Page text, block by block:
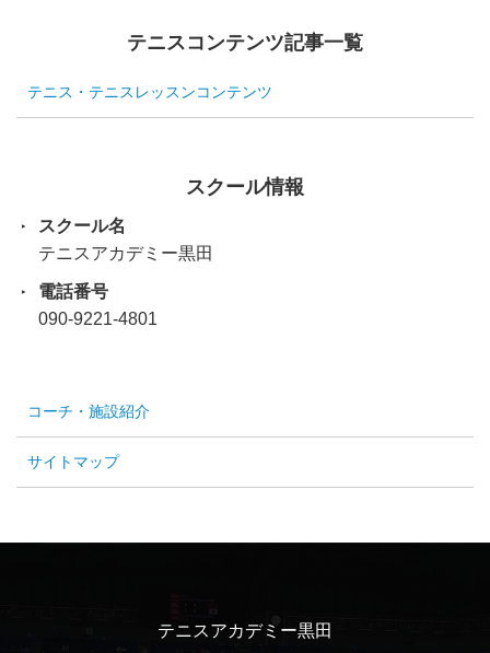
テニスコンテンツ記事一覧
テニス・テニスレッスンコンテンツ
スクール情報
スクール名
テニスアカデミー黒田
電話番号
090-9221-4801
コーチ・施設紹介
サイトマップ
テニスアカデミー黒田